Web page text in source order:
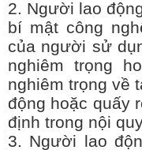
2. Người lao
bí mật công
của người sử
nghiêm trọng
nghiêm trọng về
động hoặc quấy
định trong nội
3. Người lao